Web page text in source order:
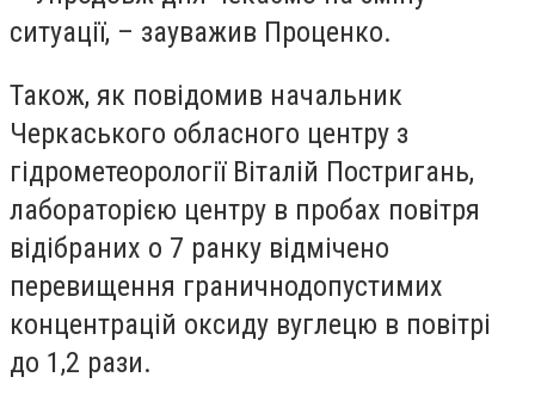
ситуації, – зауважив Проценко.
Також, як повідомив начальник
Черкаського обласного центру з
гідрометеорології Віталій Постригань,
лабораторією центру в пробах повітря
відібраних о 7 ранку відмічено
перевищення граничнодопустимих
концентрацій оксиду вуглецю в повітрі
до 1,2 рази.